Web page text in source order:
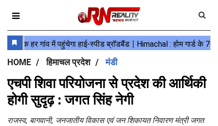
HOME हिमाचल प्रदेश मंडी
एचपी शिवा परियोजना से प्रदेश की आर्थिकी
होगी सुदृढ़ : जगत सिंह नेगी
राजस्व, बागवानी, जनजातीय विकास एवं जन शिकायत निवारण मंत्री जगत